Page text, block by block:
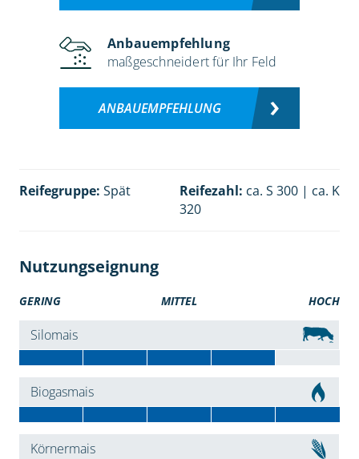
Anbauempfehlung
maßgeschneidert für Ihr Feld
ANBAUEMPFEHLUNG
Reifegruppe: Spät Reifezahl: ca. S 300 | ca. K
320
Nutzungseignung
GERING MITTEL HOCH
Silomais
Biogasmais
Körnermais